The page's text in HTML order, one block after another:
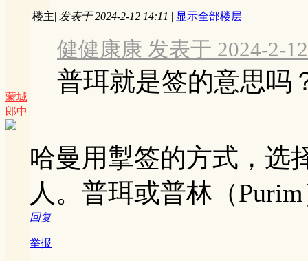
蒙城
郎中
楼主| 发表于 2024-2-12 14:11 | 显示全部楼层
健健康康 发表于 2024-2-
普珥就是签的意思吗
哈曼用掣签的方式，选
人。普珥或普林（
回复
举报